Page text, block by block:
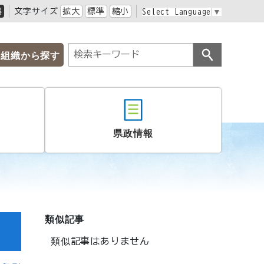
文字サイズ 拡大 標準 縮小 Select Language ▼
組織から探す
県政情報
類似記事
類似記事はありません